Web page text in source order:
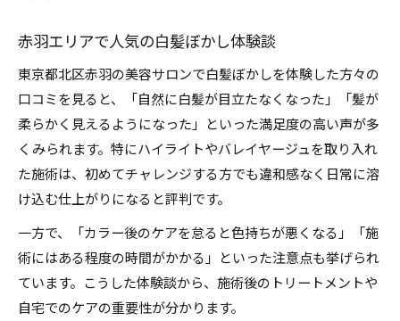
白髪ぼかしの持続性を高めるポイントを解説
バレイヤージュと白髪ぼかしの組み合わせ効果
白髪ぼかしで色落ちしにくい髪へ導く方法
白髪が目立たないヘアカラー選びの極意
白髪ぼかしで目立ちにくいカラーの選び方
バレイヤージュで白髪をナチュラルにカバー
赤羽エリアで人気の白髪ぼかし体験談
東京都北区赤羽の美容サロンで白髪ぼかしを体験した方々の
口コミを見ると、「自然に白髪が目立たなくなった」「髪が
柔らかく見えるようになった」といった満足度の高い声が多
くみられます。特にハイライトやバレイヤージュを取り入れ
た施術は、初めてチャレンジする方でも違和感なく日常に溶
け込む仕上がりになると評判です。
一方で、「カラー後のケアを怠ると色持ちが悪くなる」「施
術にはある程度の時間がかかる」といった注意点も挙げられ
ています。こうした体験談から、施術後のトリートメントや
自宅でのケアの重要性が分かります。